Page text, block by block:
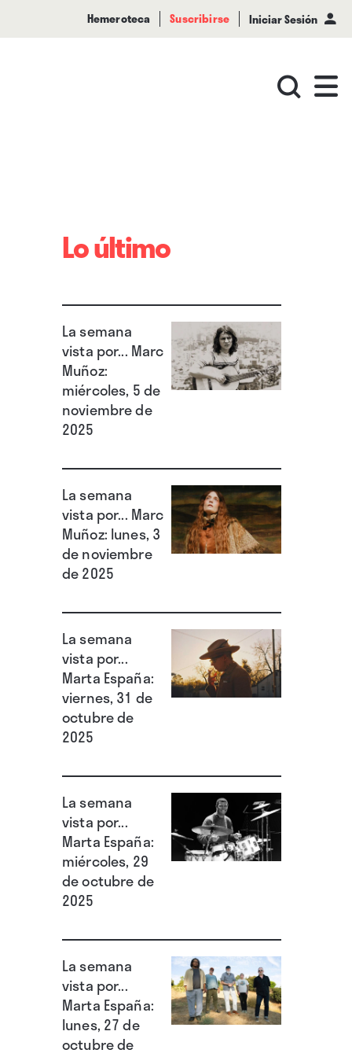
Hemeroteca Suscribirse Iniciar Sesión
Lo último
La semana
vista por... Marc
Muñoz:
miércoles, 5 de
noviembre de
2025
La semana
vista por... Marc
Muñoz: lunes, 3
de noviembre
de 2025
La semana
vista por...
Marta España:
viernes, 31 de
octubre de
2025
La semana
vista por...
Marta España:
miércoles, 29
de octubre de
2025
La semana
vista por...
Marta España:
lunes, 27 de
octubre de